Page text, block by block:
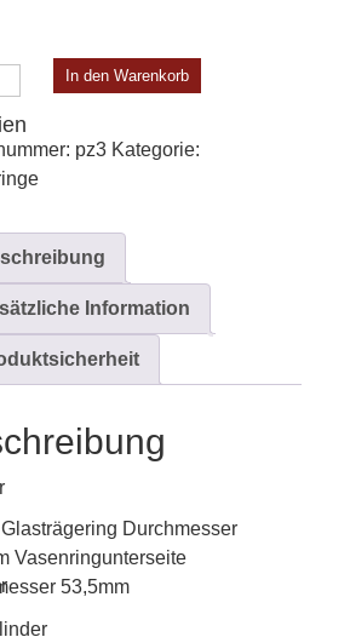
In den Warenkorb
pz3 Kategorie:
Information
Glasträgering Durchmesser
Vasenringunterseite
53,5mm